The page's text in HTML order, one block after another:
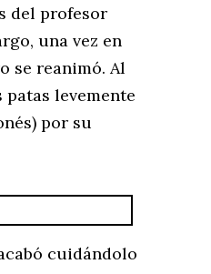
del profesor
una vez en
se reanimó. Al
levemente
por su
cuidándolo